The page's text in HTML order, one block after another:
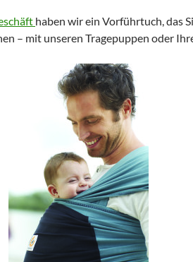
haben wir ein Vorführtuch, das
– mit unseren Tragepuppen oder